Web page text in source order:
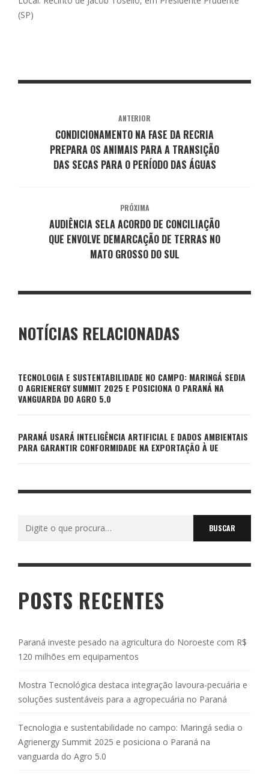
(SP)
ANTERIOR
CONDICIONAMENTO NA FASE DA RECRIA
PREPARA OS ANIMAIS PARA A TRANSIÇÃO
DAS SECAS PARA O PERÍODO DAS ÁGUAS
PRÓXIMA
AUDIÊNCIA SELA ACORDO DE CONCILIAÇÃO
QUE ENVOLVE DEMARCAÇÃO DE TERRAS NO
MATO GROSSO DO SUL
NOTÍCIAS RELACIONADAS
TECNOLOGIA E SUSTENTABILIDADE NO CAMPO: MARINGÁ SEDIA
O AGRIENERGY SUMMIT 2025 E POSICIONA O PARANÁ NA
VANGUARDA DO AGRO 5.0
PARANÁ USARÁ INTELIGÊNCIA ARTIFICIAL E DADOS AMBIENTAIS
PARA GARANTIR CONFORMIDADE NA EXPORTAÇÃO À UE
POSTS RECENTES
Paraná investe pesado na agricultura do Noroeste com R$
120 milhões em equipamentos
Mostra Tecnológica destaca integração lavoura-pecuária e
soluções sustentáveis para a agropecuária no Paraná
Tecnologia e sustentabilidade no campo: Maringá sedia o
Agrienergy Summit 2025 e posiciona o Paraná na
vanguarda do Agro 5.0